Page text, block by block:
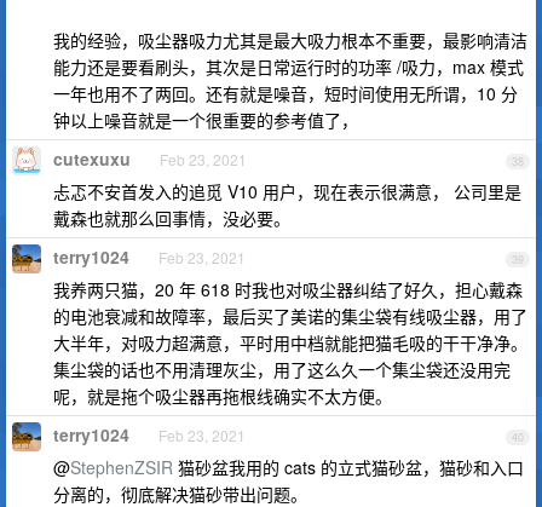
我的经验，吸尘器吸力尤其是最大吸力根本不重要，最影响清洁
能力还是要看刷头，其次是日常运行时的功率 /吸力，max 模式
一年也用不了两回。还有就是噪音，短时间使用无所谓，10 分
钟以上噪音就是一个很重要的参考值了，
38
cutexuxu Feb 23, 2021
忐忑不安首发入的追觅 V10 用户，现在表示很满意， 公司里是
戴森也就那么回事情，没必要。
39
terry1024 Feb 23, 2021
我养两只猫，20 年 618 时我也对吸尘器纠结了好久，担心戴森
的电池衰减和故障率，最后买了美诺的集尘袋有线吸尘器，用了
大半年，对吸力超满意，平时用中档就能把猫毛吸的干干净净。
集尘袋的话也不用清理灰尘，用了这么久一个集尘袋还没用完
呢，就是拖个吸尘器再拖根线确实不太方便。
40
terry1024 Feb 23, 2021
@StephenZSIR 猫砂盆我用的 cats 的立式猫砂盆，猫砂和入口
分离的，彻底解决猫砂带出问题。